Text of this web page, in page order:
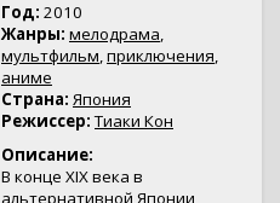
Год: 2010
Жанры: мелодрама,
мультфильм,приключения,
аниме
Страна: Япония
Режиссер: Тиаки Кон
Описание:
В конце XIX века в
альтернативной Японии